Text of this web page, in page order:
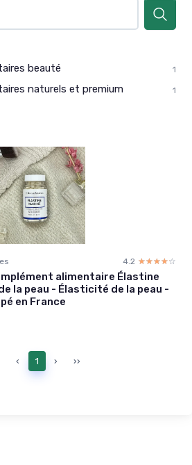
beauté 1
naturels et premium 1
4.2 ☆☆☆☆☆
★★★★★
alimentaire Élastine
la peau - Élasticité de la peau -
en France
‹ 1 › ››